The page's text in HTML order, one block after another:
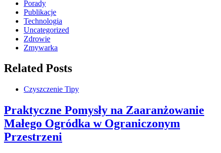
Porady
Publikacje
Technologia
Uncategorized
Zdrowie
Zmywarka
Related Posts
Czyszczenie Tipy
Praktyczne Pomysły na Zaaranżowanie
Małego Ogródka w Ograniczonym
Przestrzeni